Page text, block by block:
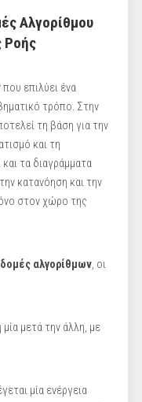
Αλγορίθμου
Ροής
επιλύει ένα
τρόπο. Στην
τη βάση για την
και τη
τα διαγράμματα
κατανόηση και την
στον χώρο της
αλγορίθμων, οι
μετά την άλλη, με
μία ενέργεια